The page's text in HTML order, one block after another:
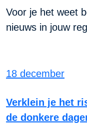
Voor je het weet
nieuws in jouw
18 december
Verklein je het
de donkere